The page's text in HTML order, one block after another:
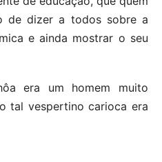
de dizer a todos sobre a
e ainda mostrar o seu
era um homem muito
tal vespertino carioca era